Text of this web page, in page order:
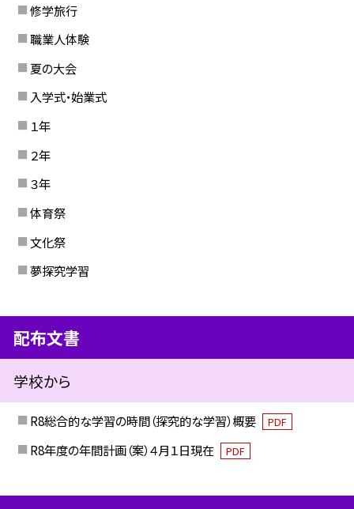
修学旅行
職業人体験
夏の大会
入学式・始業式
１年
２年
３年
体育祭
文化祭
夢探究学習
配布文書
学校から
R8総合的な学習の時間（探究的な学習）概要 PDF
R8年度の年間計画（案）４月１日現在 PDF